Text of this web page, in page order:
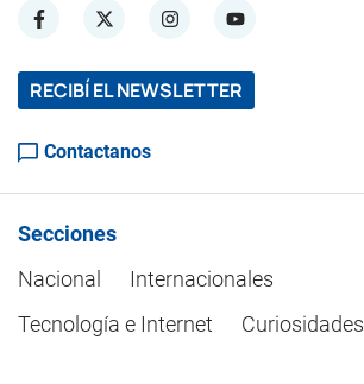
RECIBÍ EL NEWSLETTER
Contactanos
Secciones
Nacional
Internacionales
Tecnología e Internet
Curiosidades